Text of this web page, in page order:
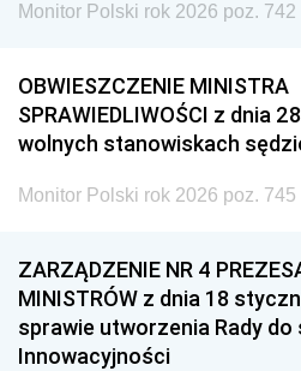
Monitor Polski rok 2026 poz. 742
OBWIESZCZENIE MINISTRA
SPRAWIEDLIWOŚCI z dnia
wolnych stanowiskach
Monitor Polski rok 2026 poz. 745
ZARZĄDZENIE NR 4
MINISTRÓW z dnia 18
sprawie utworzenia Rady do
Innowacyjności